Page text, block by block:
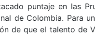
puntaje en las
de Colombia. Para
de que el talento de